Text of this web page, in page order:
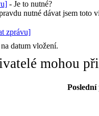
- Je to nutné?
nutné dávat jsem toto
zprávu]
datum vložení.
mohou